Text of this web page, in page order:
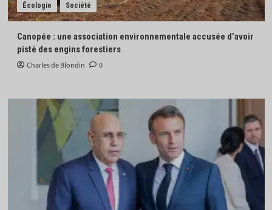
Écologie Société
Canopée : une association environnementale accusée d’avoir
pisté des engins forestiers
Charles de Blondin 0